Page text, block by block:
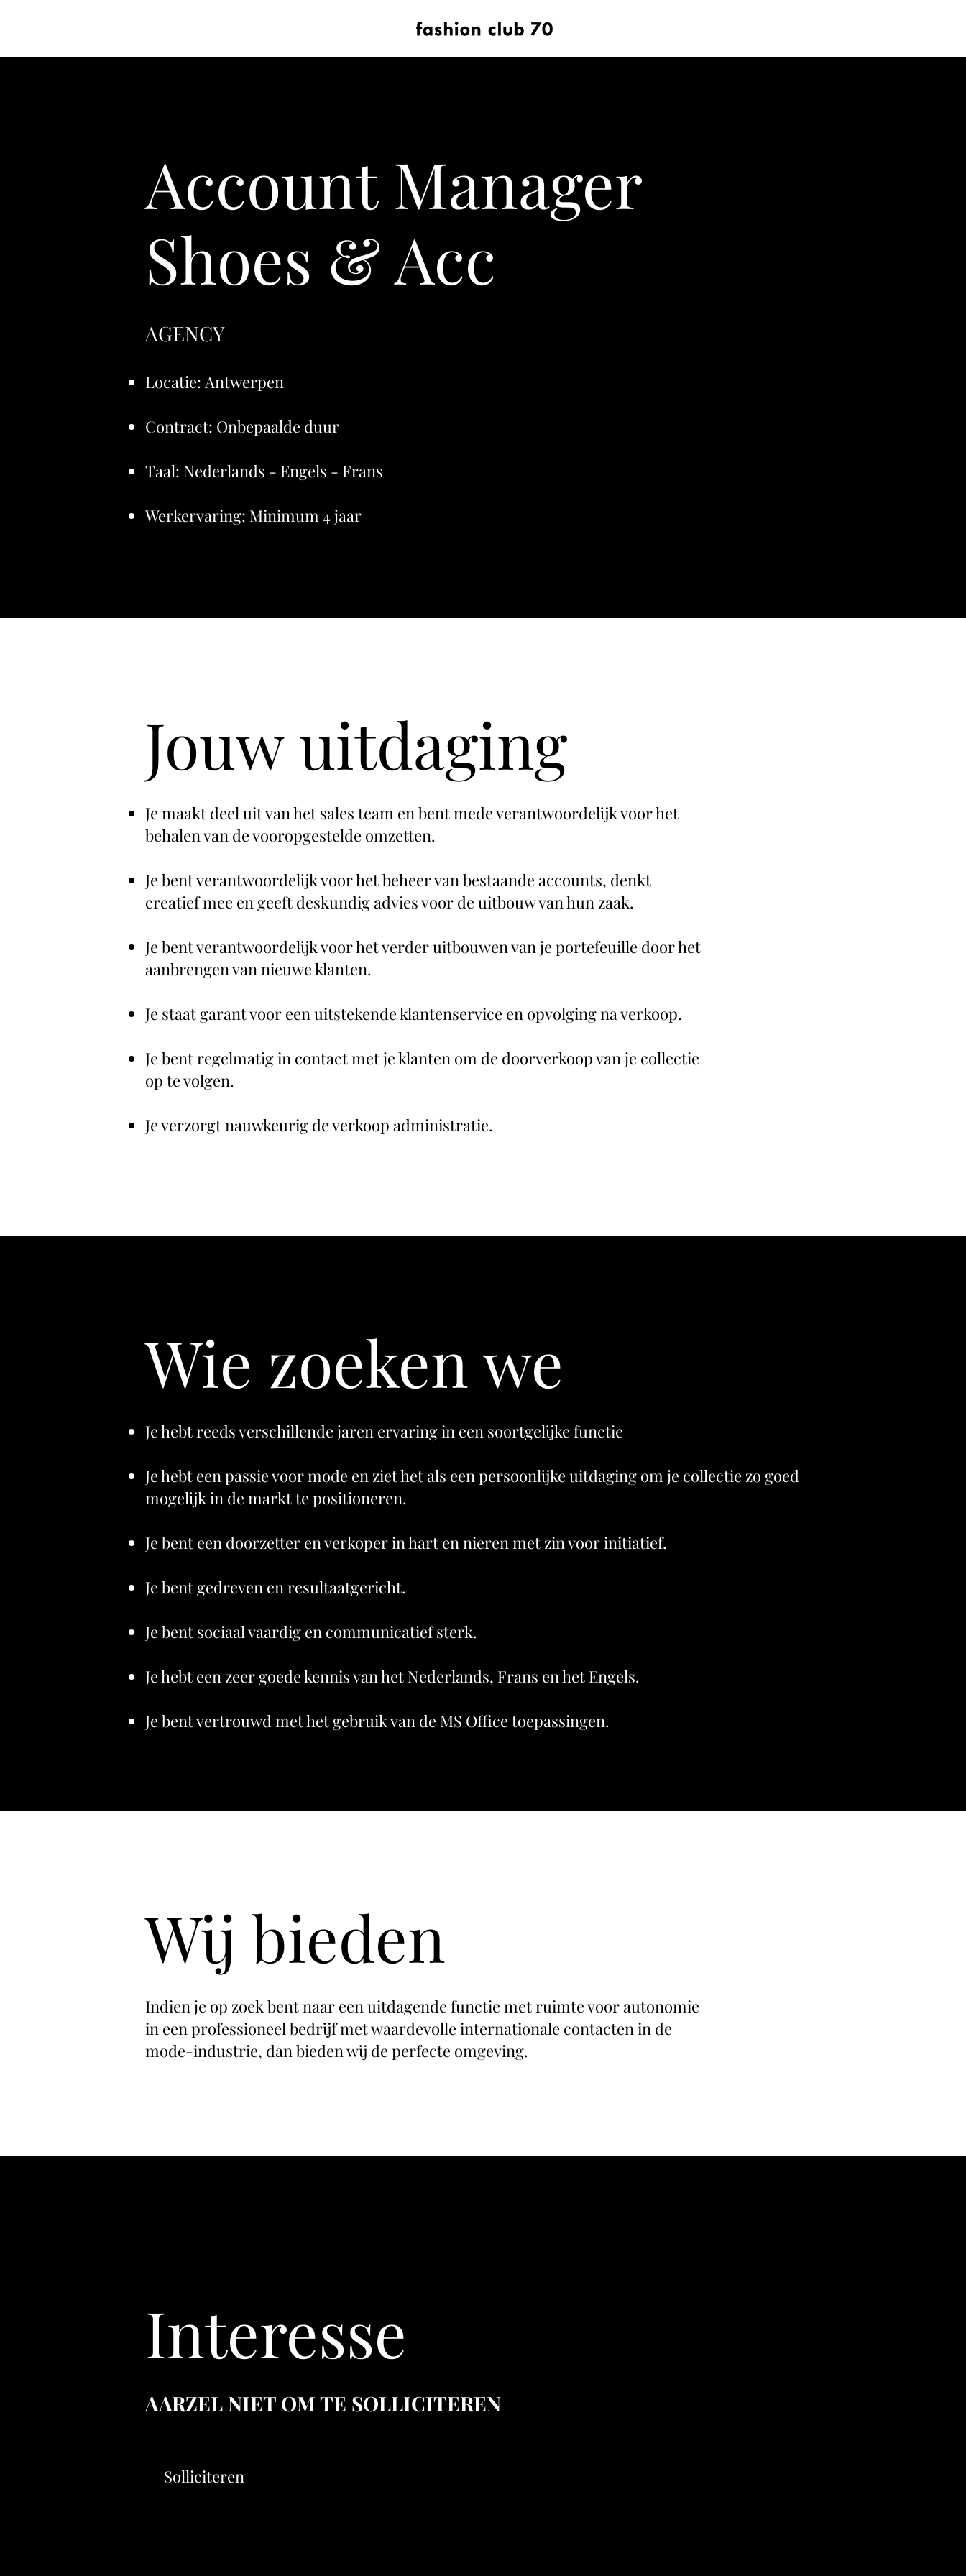
Account Manager
Shoes & Acc
AGENCY
Locatie: Antwerpen
Contract: Onbepaalde duur
Taal: Nederlands - Engels - Frans
Werkervaring: Minimum 4 jaar
Jouw uitdaging
Je maakt deel uit van het sales team en bent mede verantwoordelijk voor het
behalen van de vooropgestelde omzetten.
Je bent verantwoordelijk voor het beheer van bestaande accounts, denkt
creatief mee en geeft deskundig advies voor de uitbouw van hun zaak.
Je bent verantwoordelijk voor het verder uitbouwen van je portefeuille door het
aanbrengen van nieuwe klanten.
Je staat garant voor een uitstekende klantenservice en opvolging na verkoop.
Je bent regelmatig in contact met je klanten om de doorverkoop van je collectie
op te volgen.
Je verzorgt nauwkeurig de verkoop administratie.
Wie zoeken we
Je hebt reeds verschillende jaren ervaring in een soortgelijke functie
Je hebt een passie voor mode en ziet het als een persoonlijke uitdaging om je collectie zo goed
mogelijk in de markt te positioneren.
Je bent een doorzetter en verkoper in hart en nieren met zin voor initiatief.
Je bent gedreven en resultaatgericht.
Je bent sociaal vaardig en communicatief sterk.
Je hebt een zeer goede kennis van het Nederlands, Frans en het Engels.
Je bent vertrouwd met het gebruik van de MS Office toepassingen.
Wij bieden
Indien je op zoek bent naar een uitdagende functie met ruimte voor autonomie
in een professioneel bedrijf met waardevolle internationale contacten in de
mode-industrie, dan bieden wij de perfecte omgeving.
Interesse
AARZEL NIET OM TE SOLLICITEREN
Solliciteren